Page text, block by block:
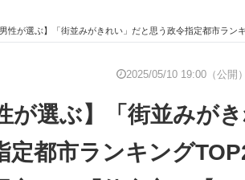
業向けIT製品の総合サイト
が選ぶ】「街並みがきれい」だと思う政令指定都市ランキングTOP20！ 第1位は「名古
2025/05/10 19:00（公開）
が選ぶ】「街並みが
定都市ランキング